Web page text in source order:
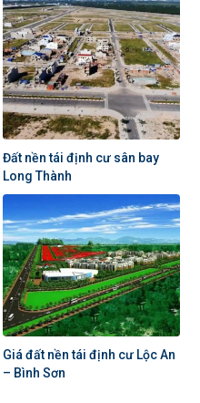
Đất nền tái định cư sân bay
Long Thành
Giá đất nền tái định cư Lộc An
– Bình Sơn